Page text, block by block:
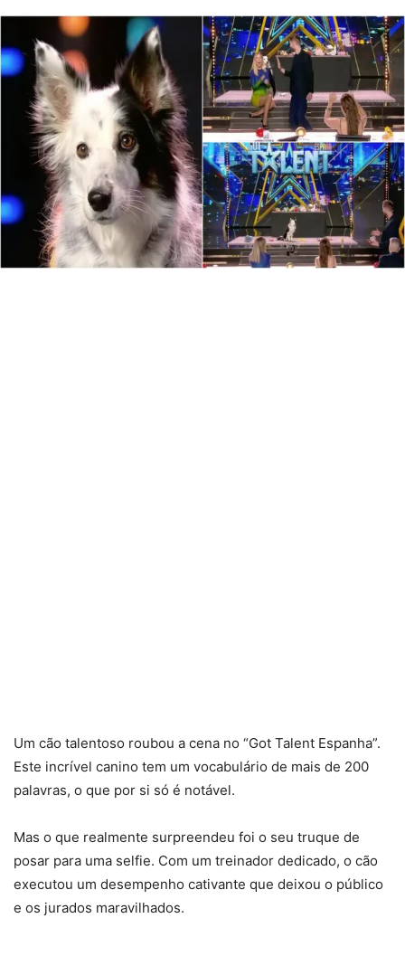
Um cão talentoso roubou a cena no “Got Talent Espanha”.
Este incrível canino tem um vocabulário de mais de 200
palavras, o que por si só é notável.
Mas o que realmente surpreendeu foi o seu truque de
posar para uma selfie. Com um treinador dedicado, o cão
executou um desempenho cativante que deixou o público
e os jurados maravilhados.